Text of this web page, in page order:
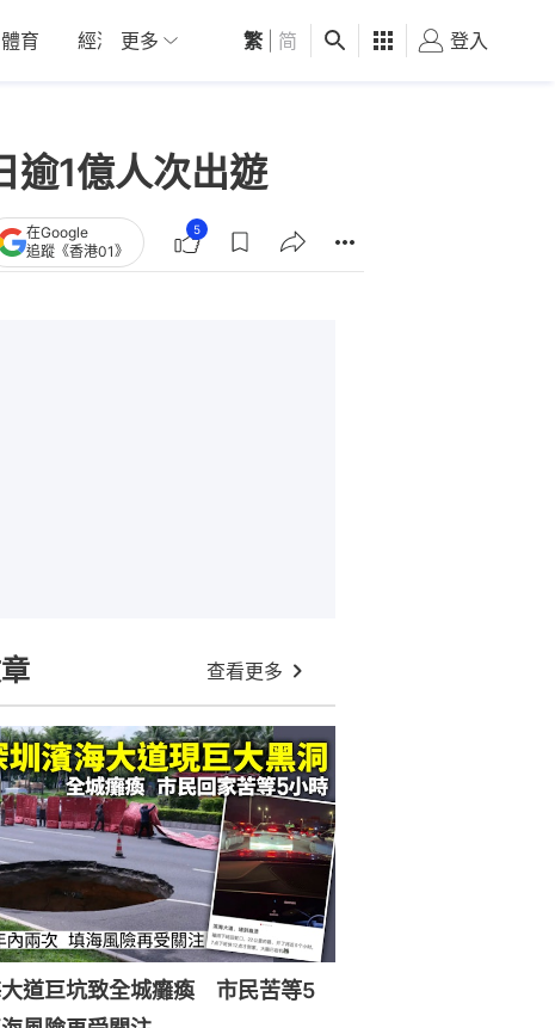
體育 經濟 01深圳 觀點 健康 好食玩飛
更多 繁 简 登入
1億人次出遊
在Google
追蹤《香港01》
5
查看更多
道巨坑致全城癱瘓 市民苦等5